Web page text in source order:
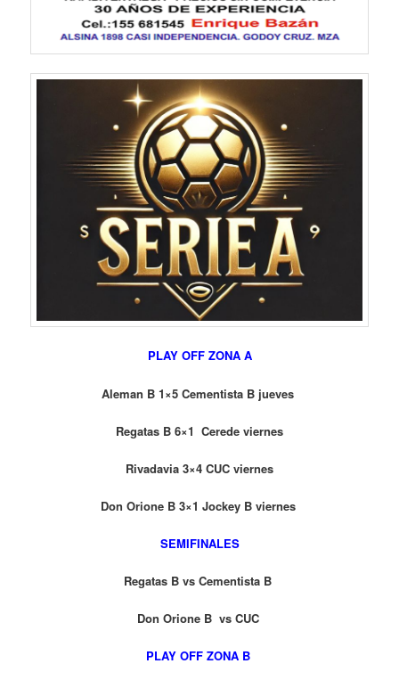
PLAY OFF ZONA A
Aleman B 1×5 Cementista B jueves
Regatas B 6×1 Cerede viernes
Rivadavia 3×4 CUC viernes
Don Orione B 3×1 Jockey B viernes
SEMIFINALES
Regatas B vs Cementista B
Don Orione B vs CUC
PLAY OFF ZONA B